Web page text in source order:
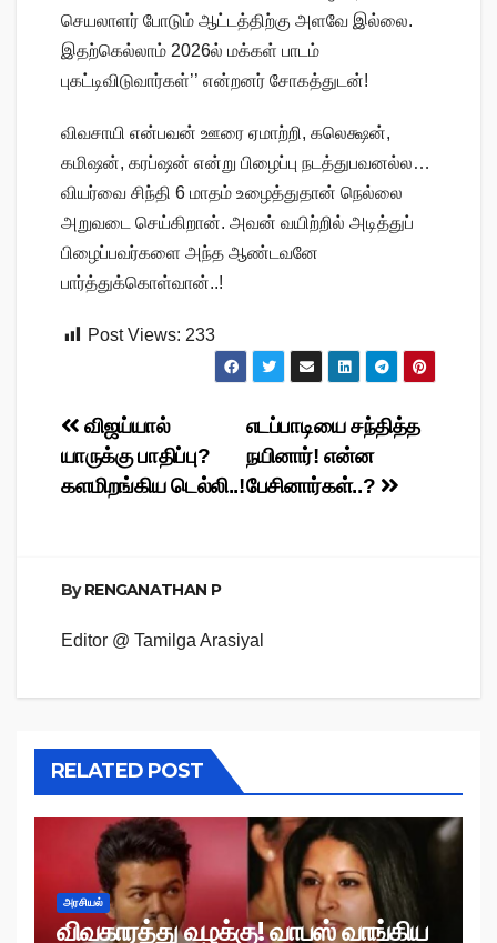
செயலாளர் போடும் ஆட்டத்திற்கு அளவே இல்லை.
இதற்கெல்லாம் 2026ல் மக்கள் பாடம்
புகட்டிவிடுவார்கள்’’ என்றனர் சோகத்துடன்!
விவசாயி என்பவன் ஊரை ஏமாற்றி, கலெக்ஷன்,
கமிஷன், கரப்ஷன் என்று பிழைப்பு நடத்துபவனல்ல…
வியர்வை சிந்தி 6 மாதம் உழைத்துதான் நெல்லை
அறுவடை செய்கிறான். அவன் வயிற்றில் அடித்துப்
பிழைப்பவர்களை அந்த ஆண்டவனே
பார்த்துக்கொள்வான்..!
Post Views: 233
Post
navigation
எடப்பாடியை சந்தித்த
நயினார்! என்ன
பேசினார்கள்..?
விஜய்யால்
யாருக்கு பாதிப்பு?
களமிறங்கிய டெல்லி..!
ByRENGANATHAN P
Editor @ Tamilga Arasiyal
RELATED POST
அரசியல்
விவகாரத்து வழக்கு! வாபஸ் வாங்கிய